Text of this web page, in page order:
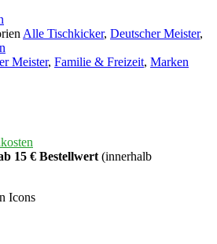
Alle Tischkicker, Deutscher Meister,
Meister, Familie & Freizeit, Marken
15 € Bestellwert (innerhalb